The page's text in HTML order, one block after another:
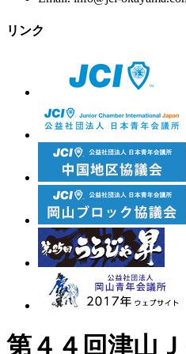
リンク
第４４回津山